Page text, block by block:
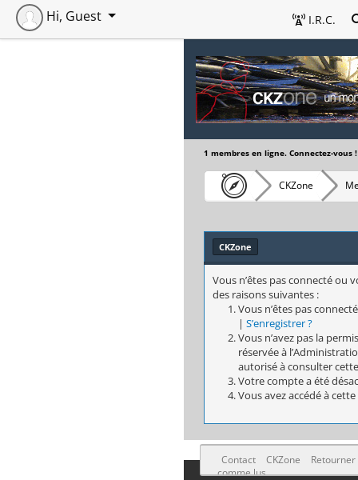
I.R.C.
Hi, Guest
1 membres en ligne. Connectez-vous !
CKZone
CKZone
Vous n’êtes pas connecté ou
des raisons suivantes :
Vous n’êtes pas
| S’enregistrer ?
Vous n’avez pas la
réservée à
autorisé à consulter
Votre compte a été
Vous avez accédé à
Contact CKZone
comme lus